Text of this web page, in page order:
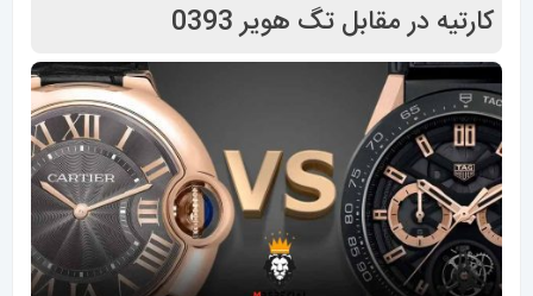
کارتیه در مقابل تگ هویر 0393